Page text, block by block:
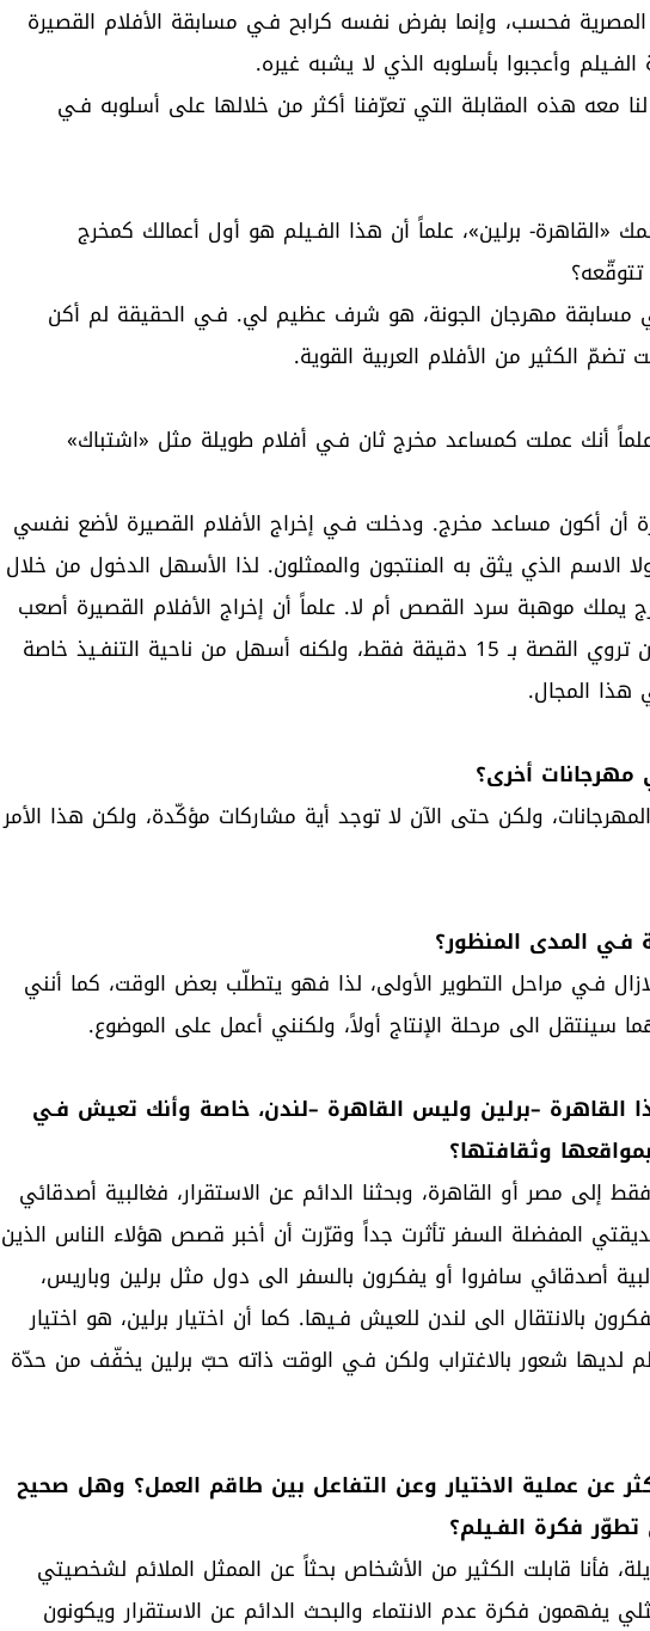
المصرية فحسب، وإنما بفرض نفسه كرابح فـي مسابقة الأفلام القصيرة
وأعجبوا بأسلوبه الذي لا يشبه غيره.
معه هذه المقابلة التي تعرّفنا أكثر من خلالها على أسلوبه فـي
«القاهرة- برلين»، علماً أن هذا الفـيلم هو أول أعمالك كمخرج
مسابقة مهرجان الجونة، هو شرف عظيم لي. فـي الحقيقة لم أكن
الكثير من الأفلام العربية القوية.
أنك عملت كمساعد مخرج ثان فـي أفلام طويلة مثل «اشتباك»
أن أكون مساعد مخرج. ودخلت فـي إخراج الأفلام القصيرة لأضع نفسي
ولا الاسم الذي يثق به المنتجون والممثلون. لذا الأسهل الدخول من خلال
يملك موهبة سرد القصص أم لا. علماً أن إخراج الأفلام القصيرة أصعب
بكثير من إخراج الأفلام الطويلة، إذ عليك أن تروي القصة بـ 15 دقيقة فقط، ولكنه أسهل من ناحية التنفـيذ خاصة
هذا المجال.
مهرجانات أخرى؟
ولكن حتى الآن لا توجد أية مشاركات مؤكّدة، ولكن هذا الأمر
فـي المدى المنظور؟
فـي مراحل التطوير الأولى، لذا فهو يتطلّب بعض الوقت، كما أنني
الى مرحلة الإنتاج أولاً، ولكنني أعمل على الموضوع.
القاهرة –برلين وليس القاهرة –لندن، خاصة وأنك تعيش فـي
وثقافتها؟
إلى مصر أو القاهرة، وبحثنا الدائم عن الاستقرار، فغالبية أصدقائي
المفضلة السفر تأثرت جداً وقرّرت أن أخبر قصص هؤلاء الناس الذين
أصدقائي سافروا أو يفكرون بالسفر الى دول مثل برلين وباريس،
بالانتقال الى لندن للعيش فـيها. كما أن اختيار برلين، هو اختيار
لديها شعور بالاغتراب ولكن فـي الوقت ذاته حبّ برلين يخفّف من حدّة
أكثر عن عملية الاختيار وعن التفاعل بين طاقم العمل؟ وهل صحيح
فكرة الفـيلم؟
فأنا قابلت الكثير من الأشخاص بحثاً عن الممثل الملائم لشخصيتي
فكرة عدم الانتماء والبحث الدائم عن الاستقرار ويكونون